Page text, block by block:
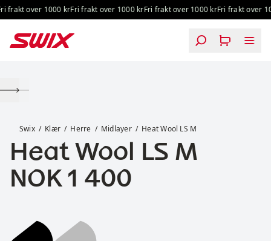
Hopp til innhold
frakt over 1000 krFri frakt over 1000 krFri frakt over 1000 krFri frakt over
Swix Klær Herre Midlayer Heat Wool LS M
Heat Wool LS M
Pris:
NOK 1 400